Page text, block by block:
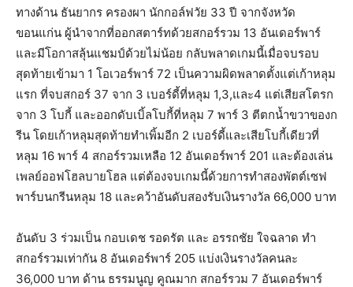
ทางด้าน ธันยากร ครองผา นักกอล์ฟวัย 33 ปี จากจังหวัด
ขอนแก่น ผู้นำจากที่ออกสตาร์ทด้วยสกอร์รวม 13 อันเดอร์พาร์
และมีโอกาสลุ้นแชมป์ด้วยไม่น้อย กลับพลาดเกมนี้เมื่อจบรอบ
สุดท้ายเข้ามา 1 โอเวอร์พาร์ 72 เป็นความผิดพลาดตั้งแต่เก้าหลุม
แรก ที่จบสกอร์ 37 จาก 3 เบอร์ดี้ที่หลุม 1,3,และ4 แต่เสียสโตรก
จาก 3 โบกี้ และออกดับเบิ้ลโบกี้ที่หลุม 7 พาร์ 3 ตีตกน้ำขวาของก
รีน โดยเก้าหลุมสุดท้ายทำเพิ้มอีก 2 เบอร์ดี้และเสียโบกี้เดียวที่
หลุม 16 พาร์ 4 สกอร์รวมเหลือ 12 อันเดอร์พาร์ 201 และต้องเล่น
เพลย์ออฟโฮลบายโฮล แต่ต้องจบเกมนี้ด้วยการทำสองพัตต์เซฟ
พาร์บนกรีนหลุม 18 และคว้าอันดับสองรับเงินรางวัล 66,000 บาท
อันดับ 3 ร่วมเป็น กอบเดช รอดรัต และ อรรถชัย ใจฉลาด ทำ
สกอร์รวมเท่ากัน 8 อันเดอร์พาร์ 205 แบ่งเงินรางวัลคนละ
36,000 บาท ด้าน ธรรมนูญ คูณมาก สกอร์รวม 7 อันเดอร์พาร์